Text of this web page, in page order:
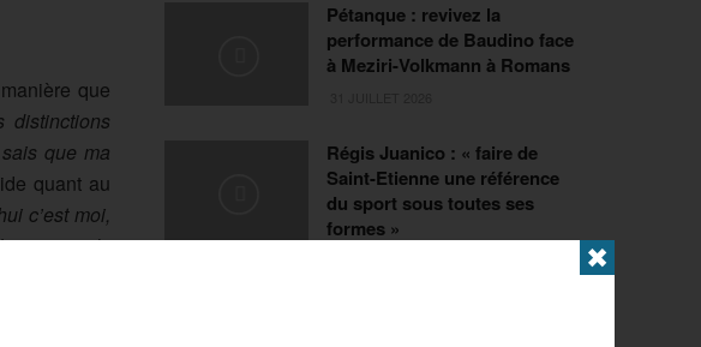
que
distinctions
que ma
quant au
c’est moi,
de
Pétanque : revivez la
performance de Baudino face
à Meziri-Volkmann à Romans
Régis Juanico : « faire de
Saint-Etienne une référence
du sport sous toutes ses
formes »
✖